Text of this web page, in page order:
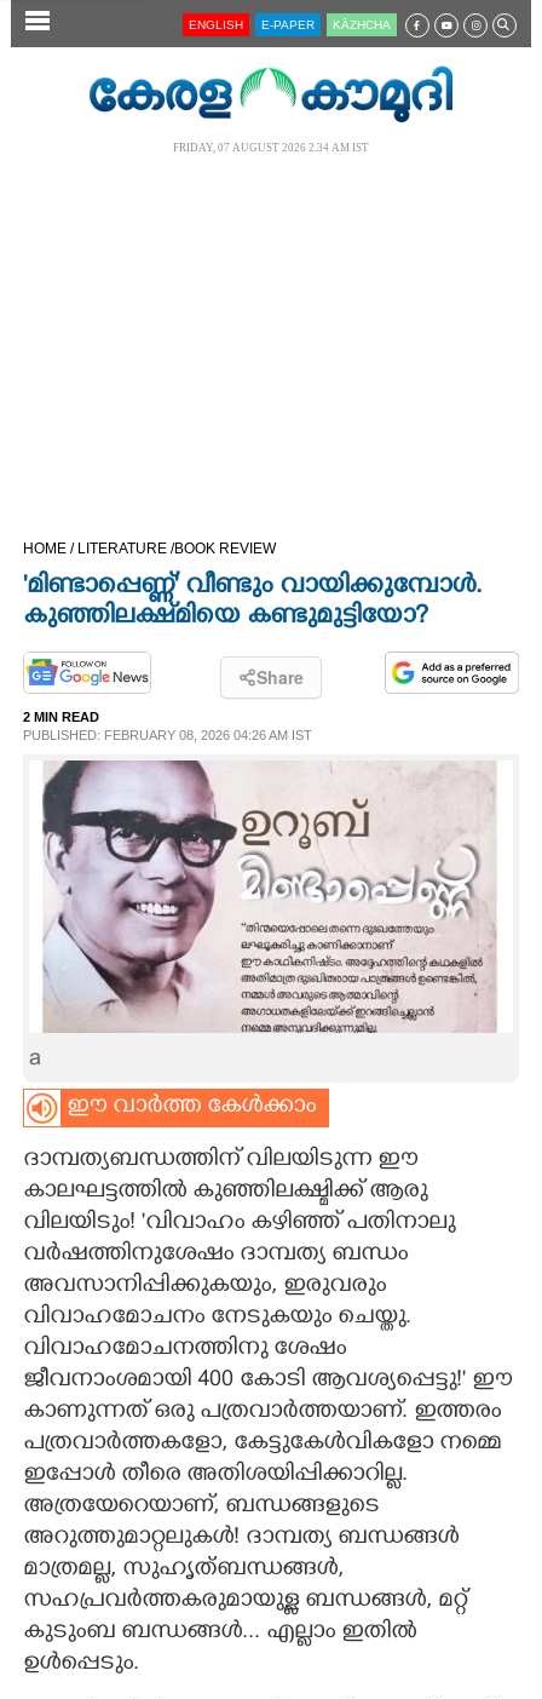
SECTIONS
OPINION
LIFESTYLE
SPIRITUAL
INFO+
ART
ASTRO
CARTOONS
LITERATURE
CONTACT US
ENGLISH E-PAPER KĀZHCHA
FRIDAY, 07 AUGUST 2026 2.34 AM IST
HOME / LITERATURE /BOOK REVIEW
'മിണ്ടാപ്പെണ്ണ്' വീണ്ടും വായിക്കുമ്പോൾ.
കുഞ്ഞിലക്ഷ്‌മിയെ കണ്ടുമുട്ടിയോ?​
Share
2 MIN READ
PUBLISHED: FEBRUARY 08, 2026 04:26 AM IST
a
ഈ വാർത്ത കേൾക്കാം
ദാമ്പത്യബന്ധത്തിന്‌ വിലയിടുന്ന ഈ
കാലഘട്ടത്തിൽ കുഞ്ഞിലക്ഷ്മിക്ക്‌ ആരു
വിലയിടും! 'വിവാഹം കഴിഞ്ഞ് പതിനാലു
വർഷത്തിനുശേഷം ദാമ്പത്യ ബന്ധം
അവസാനിപ്പിക്കുകയും,​ ഇരുവരും
വിവാഹമോചനം നേടുകയും ചെയ്തു.
വിവാഹമോചനത്തിനു ശേഷം
ജീവനാംശമായി 400 കോടി​ ആവശ്യപ്പെട്ടു!" ഈ
കാണുന്നത്‌ ഒരു പത്രവാർത്തയാണ്‌. ഇത്തരം
പത്രവാർത്തകളോ, കേട്ടുകേൾവികളോ നമ്മെ
ഇപ്പോൾ തീരെ അതിശയിപ്പിക്കാറില്ല.
അത്രയേറെയാണ്,​ ബന്ധങ്ങളുടെ
അറുത്തുമാറ്റലുകൾ! ദാമ്പത്യ ബന്ധങ്ങൾ
മാത്രമല്ല, സുഹൃത്ബന്ധങ്ങൾ,
സഹപ്രവർത്തകരുമായുള്ള ബന്ധങ്ങൾ, മറ്റ്
കുടുംബ ബന്ധങ്ങൾ... എല്ലാം ഇതിൽ
ഉൾപ്പെടും.